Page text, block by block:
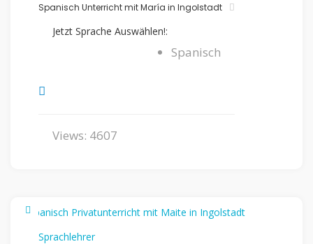
Spanisch Unterricht mit María in Ingolstadt
Jetzt Sprache Auswählen!:
Spanisch
Views: 4607
Sprachlehrer